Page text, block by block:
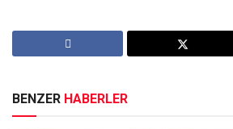
BENZER HABERLER